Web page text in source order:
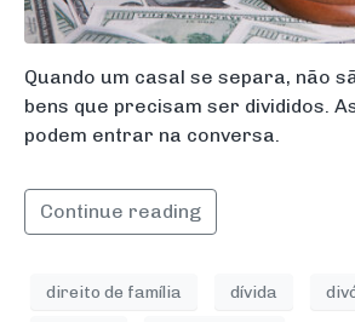
Quando um casal se separa, não
bens que precisam ser divididos.
podem entrar na conversa.
Continue reading
direito de família dívida